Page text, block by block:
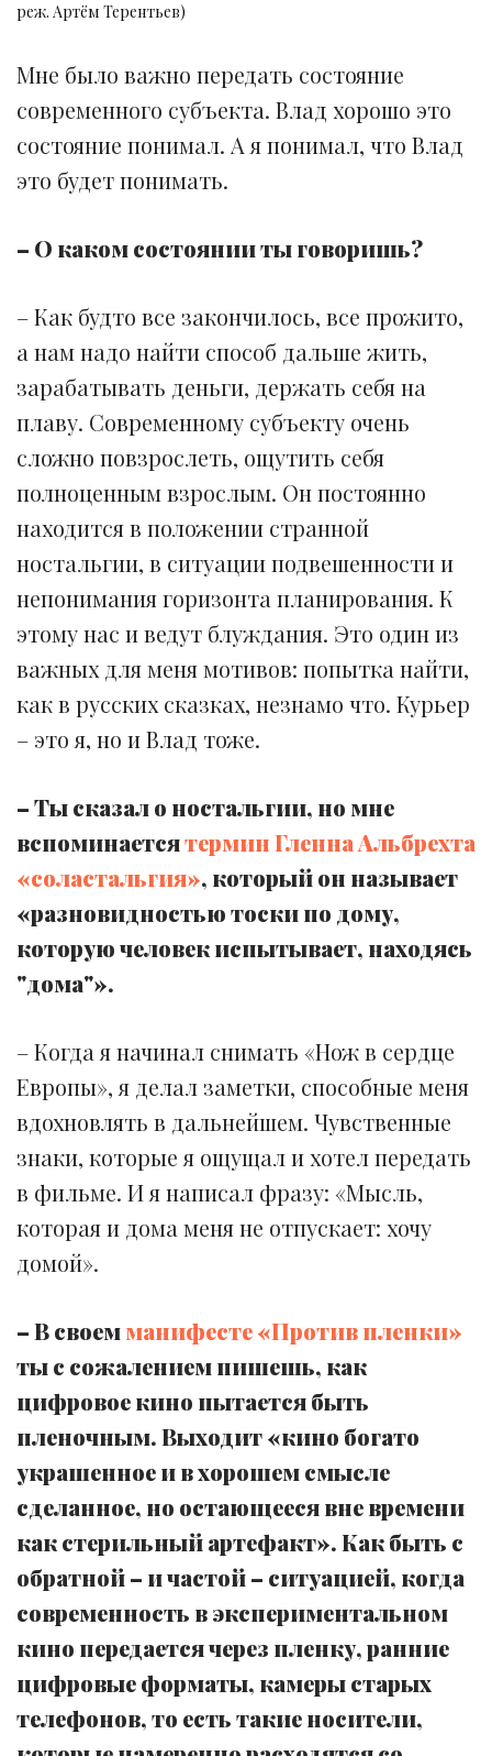
реж. Артём Терентьев)
Мне было важно передать состояние
современного субъекта. Влад хорошо это
состояние понимал. А я понимал, что Влад
это будет понимать.
– О каком состоянии ты говоришь?
– Как будто все закончилось, все прожито,
а нам надо найти способ дальше жить,
зарабатывать деньги, держать себя на
плаву. Современному субъекту очень
сложно повзрослеть, ощутить себя
полноценным взрослым. Он постоянно
находится в положении странной
ностальгии, в ситуации подвешенности и
непонимания горизонта планирования. К
этому нас и ведут блуждания. Это один из
важных для меня мотивов: попытка найти,
как в русских сказках, незнамо что. Курьер
– это я, но и Влад тоже.
– Ты сказал о ностальгии, но мне
вспоминаетсятермин Гленна Альбрехта
«соластальгия», который он называет
«разновидностью тоски по дому,
которую человек испытывает, находясь
"дома"».
– Когда я начинал снимать «Нож в сердце
Европы», я делал заметки, способные меня
вдохновлять в дальнейшем. Чувственные
знаки, которые я ощущал и хотел передать
в фильме. И я написал фразу: «Мысль,
которая и дома меня не отпускает: хочу
домой».
– В своемманифесте «Против пленки»
ты с сожалением пишешь, как
цифровое кино пытается быть
пленочным. Выходит «кино богато
украшенное и в хорошем смысле
сделанное, но остающееся вне времени
как стерильный артефакт». Как быть с
обратной – и частой – ситуацией, когда
современность в экспериментальном
кино передается через пленку, ранние
цифровые форматы, камеры старых
телефонов, то есть такие носители,